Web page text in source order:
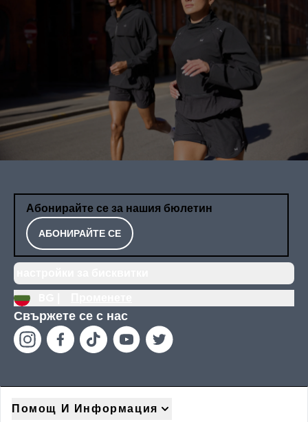
Абонирайте се за нашия бюлетин
АБОНИРАЙТЕ СЕ
Свържете се с нас
Помощ И Информация